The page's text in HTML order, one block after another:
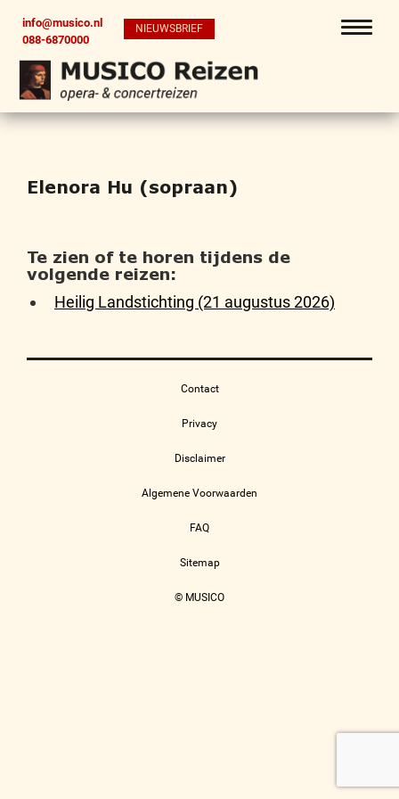
info@musico.nl
088-6870000
NIEUWSBRIEF
Elenora Hu (sopraan)
Te zien of te horen tijdens de
volgende reizen:
Heilig Landstichting (21 augustus 2026)
Contact
Privacy
Disclaimer
Algemene Voorwaarden
FAQ
Sitemap
© MUSICO